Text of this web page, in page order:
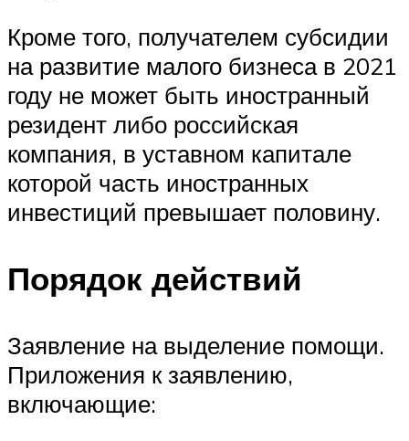
Кроме того, получателем субсидии
на развитие малого бизнеса в 2021
году не может быть иностранный
резидент либо российская
компания, в уставном капитале
которой часть иностранных
инвестиций превышает половину.
Порядок действий
Заявление на выделение помощи.
Приложения к заявлению,
включающие: